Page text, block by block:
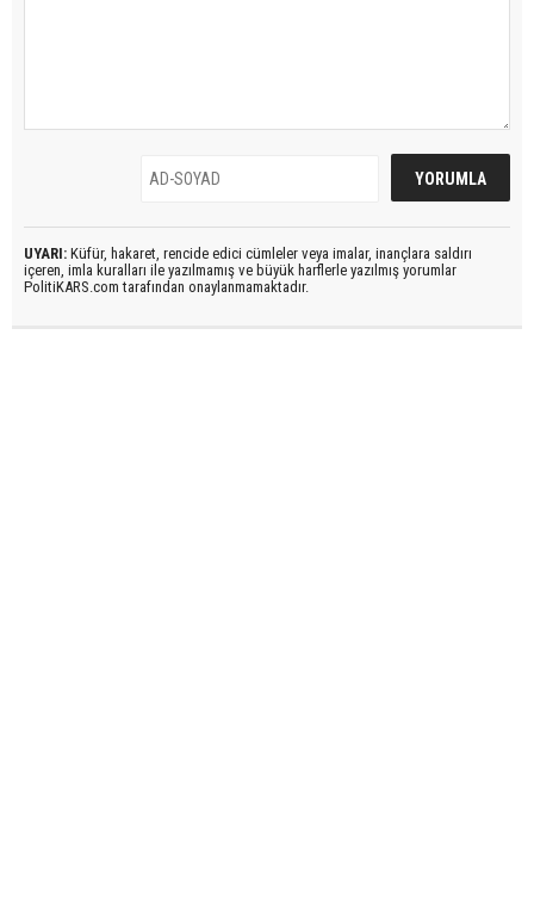
UYARI: Küfür, hakaret, rencide edici cümleler veya imalar, inançlara saldırı
içeren, imla kuralları ile yazılmamış ve büyük harflerle yazılmış yorumlar
PolitiKARS.com tarafından onaylanmamaktadır.